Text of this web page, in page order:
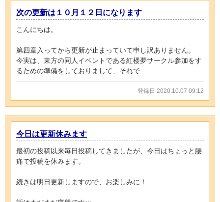
次の更新は１０月１２日になります
こんにちは。
第四章入ってから更新が止まっていて申し訳ありません。
今実は、東方の同人イベントである紅楼夢サークル参加をす
るための準備をしておりまして、それで...
登録日 2020.10.07 09:12
今日は更新休みます
最初の投稿以来毎日投稿してきましたが、今日はちょっと腰
痛で投稿を休みます。
続きは明日更新しますので、お楽しみに！